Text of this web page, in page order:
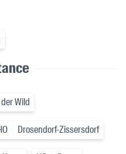
Wild
Drosendorf-Zissersdorf